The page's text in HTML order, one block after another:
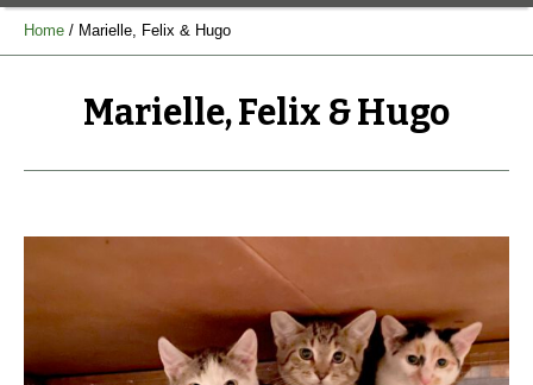
Home / Marielle, Felix & Hugo
Marielle, Felix & Hugo